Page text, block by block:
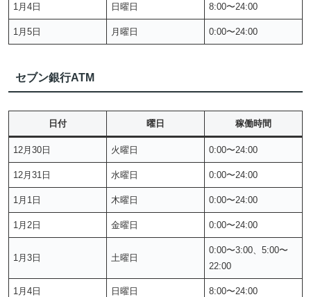
1月4日 日曜日 8:00〜24:00
1月5日 月曜日 0:00〜24:00
セブン銀行ATM
日付 曜日 稼働時間
12月30日 火曜日 0:00〜24:00
12月31日 水曜日 0:00〜24:00
1月1日 木曜日 0:00〜24:00
1月2日 金曜日 0:00〜24:00
1月3日 土曜日
0:00〜3:00、5:00〜
22:00
1月4日 日曜日 8:00〜24:00